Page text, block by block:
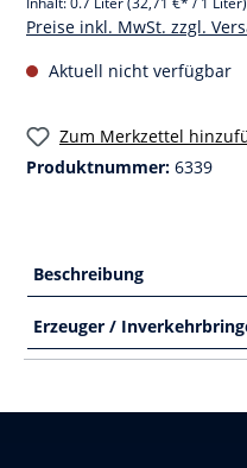
Preise inkl. MwSt. zzgl.
Aktuell nicht verfügbar
Zum Merkzettel
Produktnummer: 6339
Beschreibung
Erzeuger /